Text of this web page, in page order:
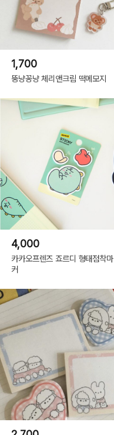
1,700
뚱냥꽁냥 체리앤크림 떡메모지
4,000
카카오프렌즈 죠르디 형태점착마
커